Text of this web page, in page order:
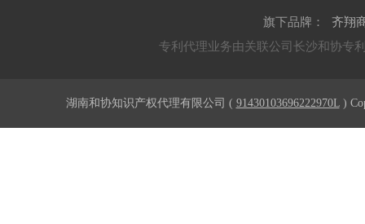
旗下品牌：
齐翔
专利代理业务由关联公司长沙和协专
湖南和协知识产权代理有限公司 ( 91430103696222970L)